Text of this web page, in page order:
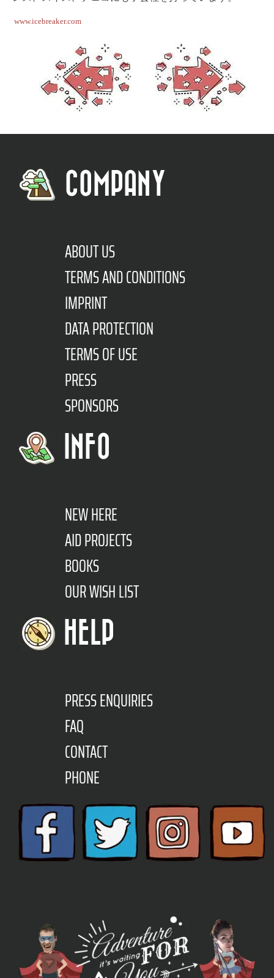
www.icebreaker.com
COMPANY
ABOUT US
TERMS AND CONDITIONS
IMPRINT
DATA PROTECTION
TERMS OF USE
PRESS
SPONSORS
INFO
NEW HERE
AID PROJECTS
BOOKS
OUR WISH LIST
HELP
PRESS ENQUIRIES
FAQ
CONTACT
PHONE